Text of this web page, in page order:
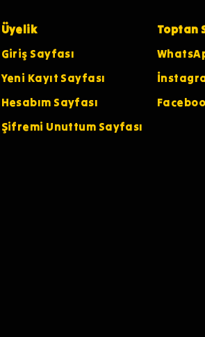
Üyelik
Giriş Sayfası
Yeni Kayıt Sayfası
Hesabım Sayfası
Şifremi Unuttum Sayfası
Toptan